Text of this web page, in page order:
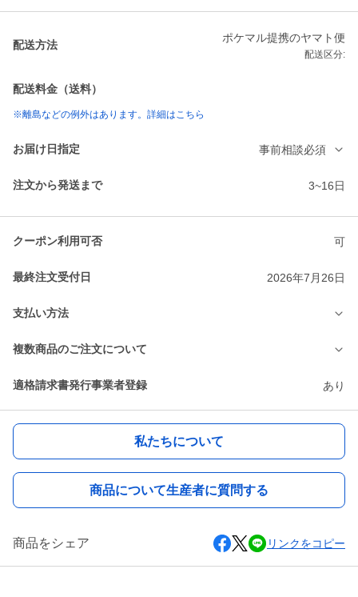
配送方法
ポケマル提携のヤマト便
配送区分:
配送料金（送料）
※離島などの例外はあります。詳細はこちら
お届け日指定 事前相談必須
注文から発送まで 3~16日
クーポン利用可否 可
最終注文受付日 2026年7月26日
支払い方法
複数商品のご注文について
適格請求書発行事業者登録 あり
私たちについて
商品について生産者に質問する
商品をシェア リンクをコピー